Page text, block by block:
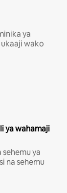
ya
wako
ya wahamaji
ya
na sehemu